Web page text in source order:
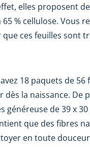
elles proposent
65 % cellulose. Vous
que ces feuilles sont
18 paquets de 56
dès la naissance. De
généreuse de 39 x 30
que des fibres
en toute